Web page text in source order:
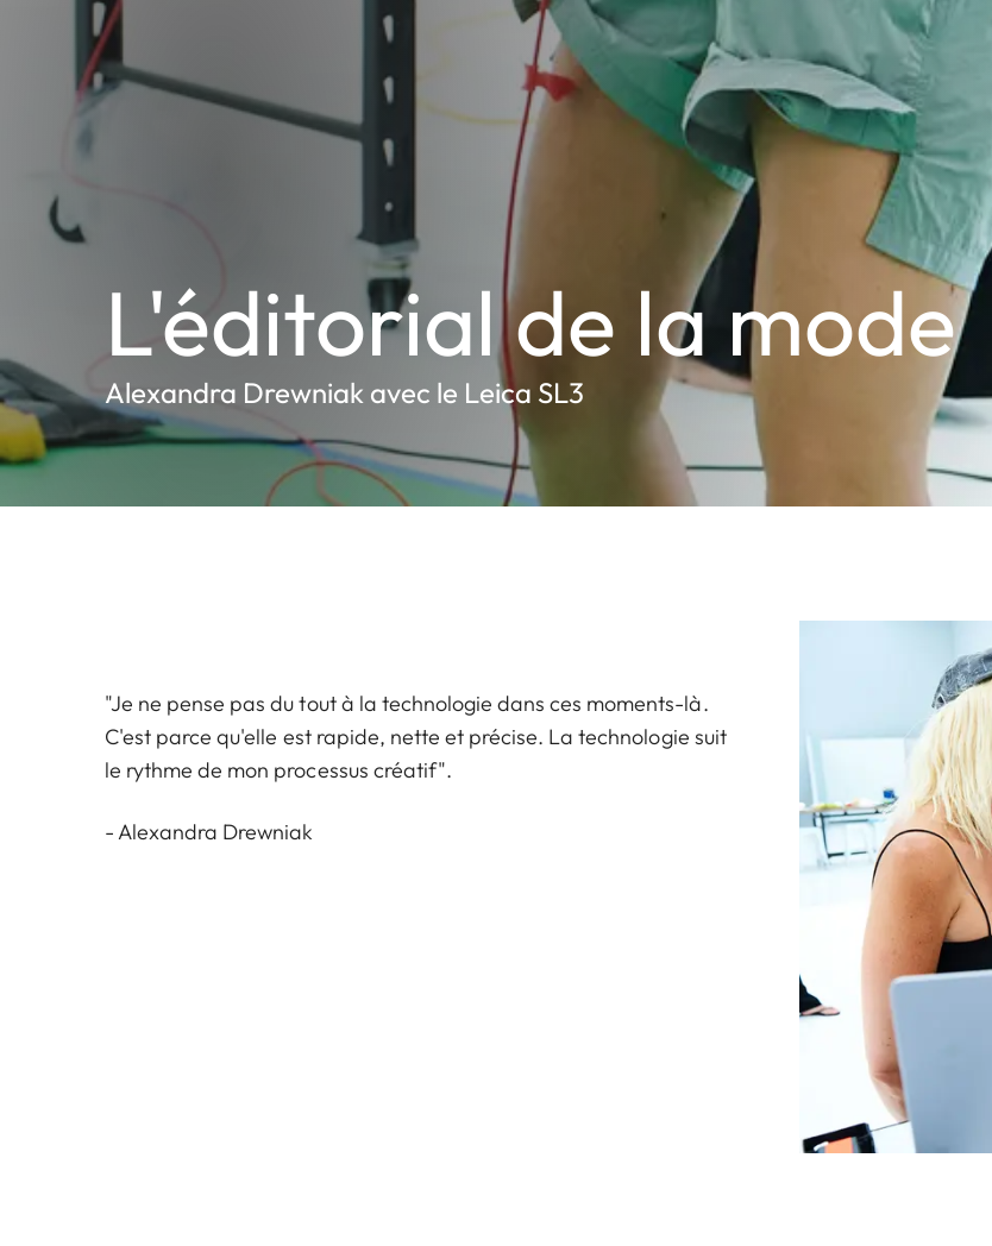
L'éditorial de la mode
Alexandra Drewniak avec le Leica SL3
"Je ne pense pas du tout à la technologie dans ces moments-là.
C'est parce qu'elle est rapide, nette et précise. La technologie suit
le rythme de mon processus créatif".
- Alexandra Drewniak